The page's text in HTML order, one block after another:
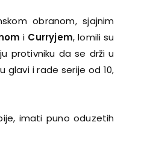
obranom, sjajnim
i Curryjem, lomili su
protivniku da se drži u
i rade serije od 10,
imati puno oduzetih